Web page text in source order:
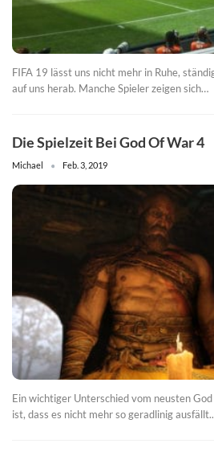
FIFA 19 lässt uns nicht mehr in Ruhe,
auf uns herab. Manche Spieler zeigen sich…
Die Spielzeit Bei God Of War 4
Michael Feb. 3, 2019
Ein wichtiger Unterschied vom neusten
ist, dass es nicht mehr so geradlinig